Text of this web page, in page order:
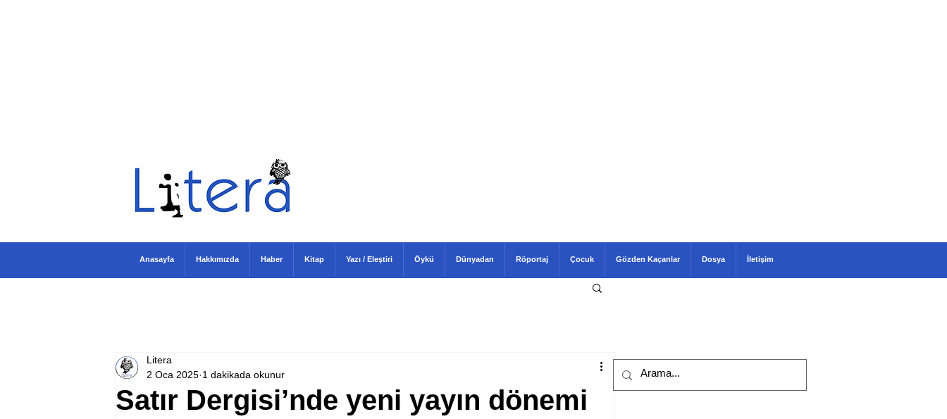
Satır Dergisi’nde yeni yayın dönemi
Litera
2 Oca 2025 1 dakikada okunur
Anasayfa Hakkımızda Haber Kitap Yazı / Eleştiri Öykü Dünyadan Röportaj Çocuk Gözden Kaçanlar Dosya İletişim